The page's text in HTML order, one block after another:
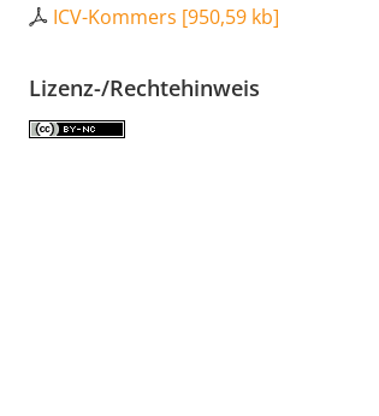
ICV-Kommers [950,59 kb]
Lizenz-/Rechtehinweis